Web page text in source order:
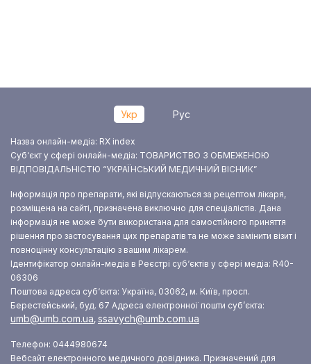
Укр Рус
Назва онлайн-медіа: RX index
Суб‘єкт у сфері онлайн-медіа: ТОВАРИСТВО З ОБМЕЖЕНОЮ
ВІДПОВІДАЛЬНІСТЮ “УКРАЇНСЬКИЙ МЕДИЧНИЙ ВІСНИК”
Інформація про препарати, які відпускаються за рецептом лікаря,
розміщена на сайті, призначена виключно для спеціалістів. Дана
інформація не може бути використана для самостійного приняття
рішення про застосування цих препаратів та не може замінити візит і
повноцінну консультацію з вашим лікарем.
Ідентифікатор онлайн-медіа в Реєстрі суб‘єктів у сфері медіа: R40-
06306
Поштова адреса суб‘єкта: Україна, 03062, м. Київ, просп.
Берестейський, буд. 67 Адреса електронної пошти суб’єкта:
umb@umb.com.ua, ssavych@umb.com.ua
Телефон: 0444980674
Вебсайт електронного медичного довідника. Призначений для